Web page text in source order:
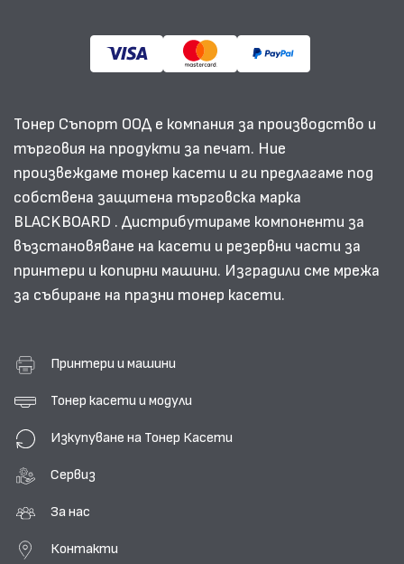
Тонер Съпорт ООД е компания за производство и
търговия на продукти за печат. Ние
произвеждаме тонер касети и ги предлагаме под
собствена защитена търговска марка
BLACKBOARD . Дистрибутираме компоненти за
възстановяване на касети и резервни части за
принтери и копирни машини. Изградили сме мрежа
за събиране на празни тонер касети.
Принтери и машини
Тонер касети и модули
Изкупуване на Тонер Касети
Сервиз
За нас
Контакти